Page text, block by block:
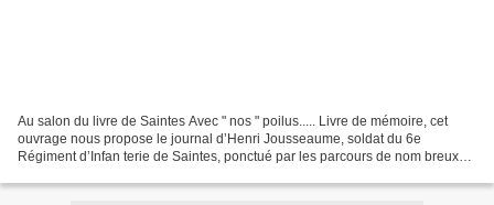
Au salon du livre de Saintes Avec " nos " poilus..... Livre de mémoire, cet
ouvrage nous propose le journal d’Henri Jousseaume, soldat du 6e
Régiment d’Infan terie de Saintes, ponctué par les parcours de nom breux